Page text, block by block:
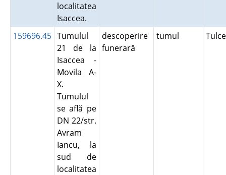
localitatea
Isaccea.
159696.45 Tumulul
21 de la
Isaccea -
Movila A-
X.
Tumulul
se află pe
DN 22/str.
Avram
Iancu, la
sud de
localitatea
descoperire
funerară
tumul